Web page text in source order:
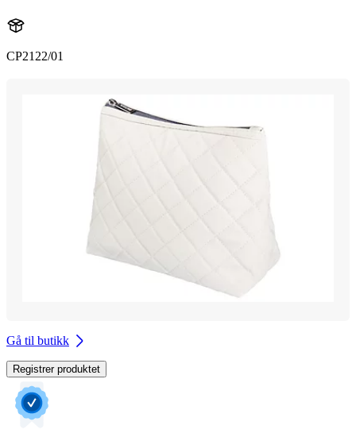
CP2122/01
Gå til butikk
Registrer produktet